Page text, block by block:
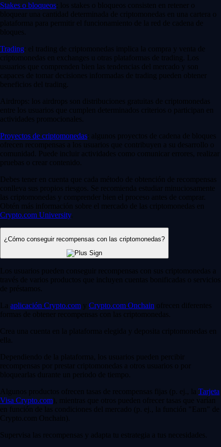
Stakes o bloqueos: los stakes o bloqueos consisten en retener o
bloquear una cantidad determinada de criptomonedas en una cartera o
plataforma para permitir el funcionamiento de la red de cadena de
bloques.
Trading: el trading de criptomonedas implica la compra y venta de
criptomonedas en exchanges u otras plataformas de trading. Los
usuarios que comprenden bien las tendencias del mercado y son
capaces de tomar decisiones informadas de trading pueden obtener
beneficios del trading.
Airdrops: los airdrops son distribuciones gratuitas de criptomonedas
entre los usuarios que cumplen determinados criterios o participan en
actividades promocionales.
Proyectos de criptomonedas: algunos proyectos de cadena de bloques
ofrecen recompensas a los usuarios que contribuyen a su desarrollo o
comunidad. Puede incluir actividades como comunicar errores, realizar
pruebas o crear contenido.
Debes tener en cuenta que cada método de obtención de recompensas
conlleva sus propios riesgos. Se recomienda estudiar minuciosamente
las criptomonedas y comprender bien el proceso antes de comprar.
Obtén más información sobre el mercado de las criptomonedas en
Crypto.com University.
¿Cómo conseguir recompensas con las criptomonedas?
Los usuarios pueden conseguir recompensas con sus criptomonedas a
través de varios productos que incluyen cuentas bonificadas o servicios
de préstamos.
La aplicación Crypto.com y Crypto.com Onchain ofrecen diferentes
formas de obtener recompensas con las criptomonedas.
Crea una cuenta en la plataforma elegida y deposita criptomonedas en
ella.
Dependiendo de la plataforma, los usuarios pueden percibir
recompensas por prestar criptomonedas a otros usuarios o por
bloquearlas durante un periodo de tiempo.
Algunos productos ofrecen tasas de recompensas fijas (p. ej., la Tarjeta
Visa Crypto.com), mientras que otros pueden ofrecer tasas que varían
en función de las condiciones del mercado (p. ej., la función "Earn" de
Crypto.com Onchain).
Supervisa las recompensas y adapta tu estrategia a tus necesidades.